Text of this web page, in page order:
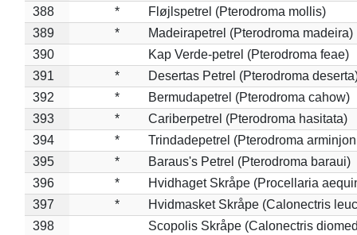
388
*
Fløjlspetrel (Pterodroma mollis)
389
*
Madeirapetrel (Pterodroma madeira)
390
Kap Verde-petrel (Pterodroma feae)
391
*
Desertas Petrel (Pterodroma
392
*
Bermudapetrel (Pterodroma cahow)
393
*
Cariberpetrel (Pterodroma hasitata)
394
*
Trindadepetrel (Pterodroma
395
*
Baraus's Petrel (Pterodroma baraui)
396
*
Hvidhaget Skråpe (Procellaria
397
*
Hvidmasket Skråpe (Calonectris
398
Scopolis Skråpe (Calonectris